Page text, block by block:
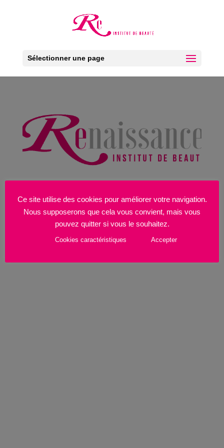
Sélectionner une page
Venez découvrir notre nouveau soin SOTHYS DX
GLOW avec une offre exceptionnelle à 65 € au lieu de
Ce site utilise des cookies pour améliorer votre navigation.
Nous supposerons que cela vous convient, mais vous
pouvez quitter si vous le souhaitez.
Cookies caractéristiques Accepter